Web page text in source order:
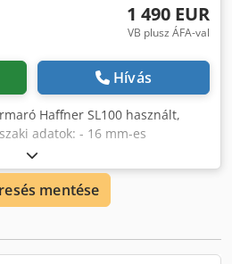
1 490 EUR
VB plusz ÁFA-val
Hívás
Haffner SL100 használt,
adatok: - 16 mm-es
- 11 mm x 150 mm-es
- 17 mm x 150 mm-es
- 17 mm x 175 mm-es
rendszer tartozék - 2
előlapmaró motor: 0,6 kW / 25000
mentése